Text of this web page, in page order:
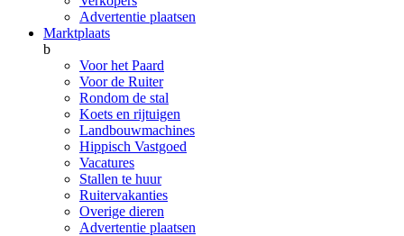
Advertentie plaatsen
Marktplaats
b
Voor het Paard
Voor de Ruiter
Rondom de stal
Koets en rijtuigen
Landbouwmachines
Hippisch Vastgoed
Vacatures
Stallen te huur
Ruitervakanties
Overige dieren
Advertentie plaatsen